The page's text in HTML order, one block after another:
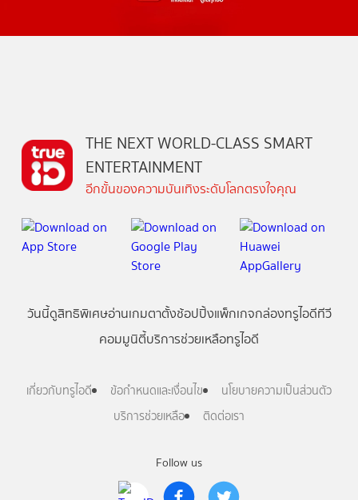
Follow us
THE NEXT WORLD-CLASS SMART
ENTERTAINMENT
อีกขั้นของความบันเทิงระดับโลกตรงใจคุณ
วันนี้ดูสิทธิพิเศษอ่านเกมตาตั้งช้อปปิ้งแพ็กเกจกล่องทรูไอดีทีวี
คอมมูนิตี้บริการช่วยเหลือทรูไอดี
เกี่ยวกับทรูไอดี ข้อกำหนดและเงื่อนไข
นโยบายความเป็นส่วนตัว
บริการช่วยเหลือ
ติดต่อเรา